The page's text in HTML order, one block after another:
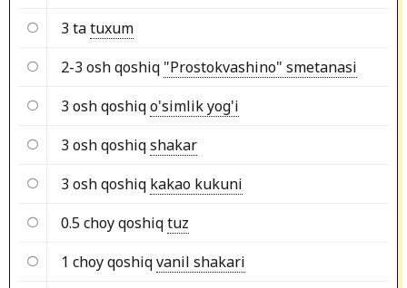
3 tatuxum
2-3 osh qoshiq "Prostokvashino" smetanasi
3 osh qoshiqo'simlik yog'i
3 osh qoshiqshakar
3 osh qoshiq kakao kukuni
0.5 choy qoshiqtuz
1 choy qoshiqvanil shakari